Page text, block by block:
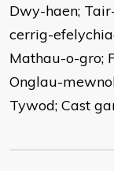
Dwy-haen;
cerrig-
Mathau-o-gro;
Onglau-
Tywod; Cast